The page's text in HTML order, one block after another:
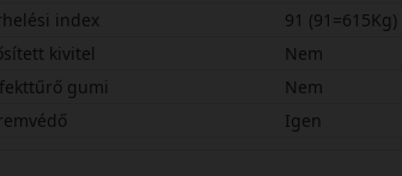
index
91 (91=615Kg)
kivitel
Nem
gumi
Nem
Igen